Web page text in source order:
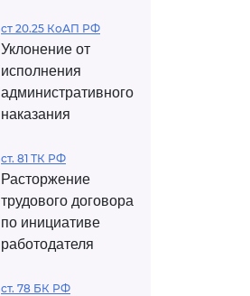
ст 20.25 КоАП РФ
Уклонение от
исполнения
административного
наказания
ст. 81 ТК РФ
Расторжение
трудового договора
по инициативе
работодателя
ст. 78 БК РФ